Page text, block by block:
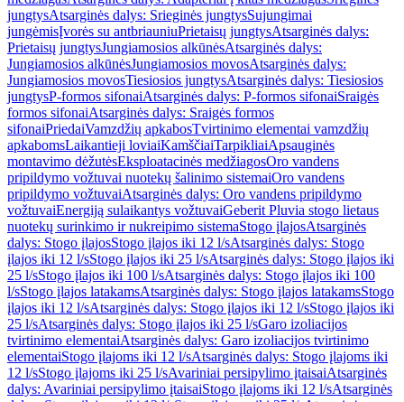
jungtysAtsarginės dalys: Srieginės jungtysSujungimai
jungėmisĮvorės su antbriauniuPrietaisų jungtysAtsarginės dalys:
Prietaisų jungtysJungiamosios alkūnėsAtsarginės dalys:
Jungiamosios alkūnėsJungiamosios movosAtsarginės dalys:
Jungiamosios movosTiesiosios jungtysAtsarginės dalys: Tiesiosios
jungtysP-formos sifonaiAtsarginės dalys: P-formos sifonaiSraigės
formos sifonaiAtsarginės dalys: Sraigės formos
sifonaiPriedaiVamzdžių apkabosTvirtinimo elementai vamzdžių
apkabomsLaikantieji loviaiKamščiaiTarpikliaiApsauginės
montavimo dėžutėsEksploatacinės medžiagosOro vandens
pripildymo vožtuvai nuotekų šalinimo sistemaiOro vandens
pripildymo vožtuvaiAtsarginės dalys: Oro vandens pripildymo
vožtuvaiEnergiją sulaikantys vožtuvaiGeberit Pluvia stogo lietaus
nuotekų surinkimo ir nukreipimo sistemaStogo įlajosAtsarginės
dalys: Stogo įlajosStogo įlajos iki 12 l/sAtsarginės dalys: Stogo
įlajos iki 12 l/sStogo įlajos iki 25 l/sAtsarginės dalys: Stogo įlajos iki
25 l/sStogo įlajos iki 100 l/sAtsarginės dalys: Stogo įlajos iki 100
l/sStogo įlajos latakamsAtsarginės dalys: Stogo įlajos latakamsStogo
įlajos iki 12 l/sAtsarginės dalys: Stogo įlajos iki 12 l/sStogo įlajos iki
25 l/sAtsarginės dalys: Stogo įlajos iki 25 l/sGaro izoliacijos
tvirtinimo elementaiAtsarginės dalys: Garo izoliacijos tvirtinimo
elementaiStogo įlajoms iki 12 l/sAtsarginės dalys: Stogo įlajoms iki
12 l/sStogo įlajoms iki 25 l/sAvariniai persipylimo įtaisaiAtsarginės
dalys: Avariniai persipylimo įtaisaiStogo įlajoms iki 12 l/sAtsarginės